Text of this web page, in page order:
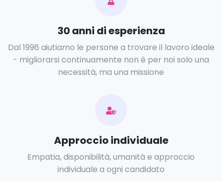
30 anni di esperienza
Dal 1996 aiutiamo le persone a trovare il lavoro ideale
- migliorarsi continuamente non è per noi solo una
necessità, ma una missione
Approccio individuale
Empatia, disponibilità, umanità e approccio
individuale a ogni candidato